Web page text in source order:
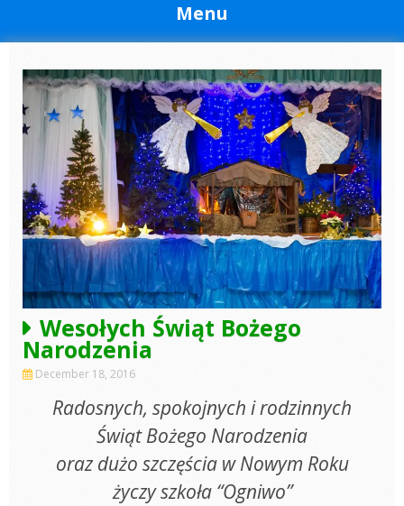
Menu
Wesołych Świąt Bożego
Narodzenia
December 18, 2016
Radosnych, spokojnych i rodzinnych
Świąt Bożego Narodzenia
oraz dużo szczęścia w Nowym Roku
życzy szkoła “Ogniwo”